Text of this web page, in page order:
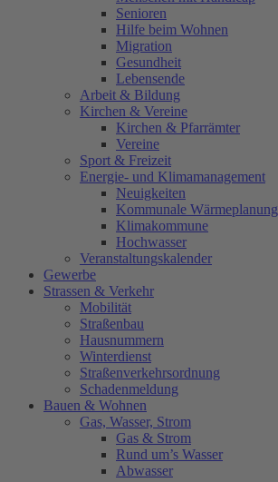
Senioren
Hilfe beim Wohnen
Migration
Gesundheit
Lebensende
Arbeit & Bildung
Kirchen & Vereine
Kirchen & Pfarrämter
Vereine
Sport & Freizeit
Energie- und Klimamanagement
Neuigkeiten
Kommunale Wärmeplanung
Klimakommune
Hochwasser
Veranstaltungskalender
Gewerbe
Strassen & Verkehr
Mobilität
Straßenbau
Hausnummern
Winterdienst
Straßenverkehrsordnung
Schadenmeldung
Bauen & Wohnen
Gas, Wasser, Strom
Gas & Strom
Rund um’s Wasser
Abwasser